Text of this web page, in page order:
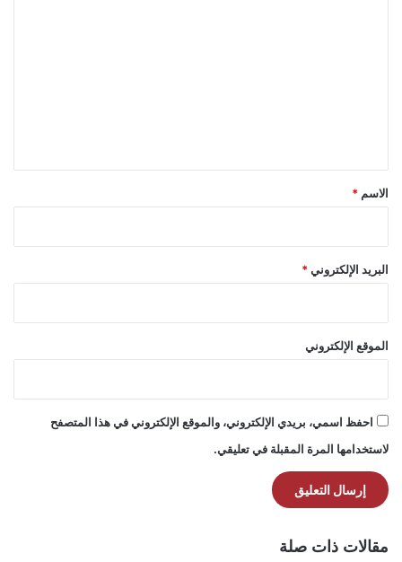
*
الاسم *
البريد الإلكتروني *
الموقع الإلكتروني
احفظ اسمي، بريدي الإلكتروني، والموقع الإلكتروني في هذا المتصفح
لاستخدامها المرة المقبلة في تعليقي.
مقالات ذات صلة